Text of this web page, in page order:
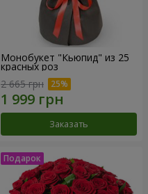
Монобукет "Кьюпид" из 25
красных роз
2 665 грн
Заказать